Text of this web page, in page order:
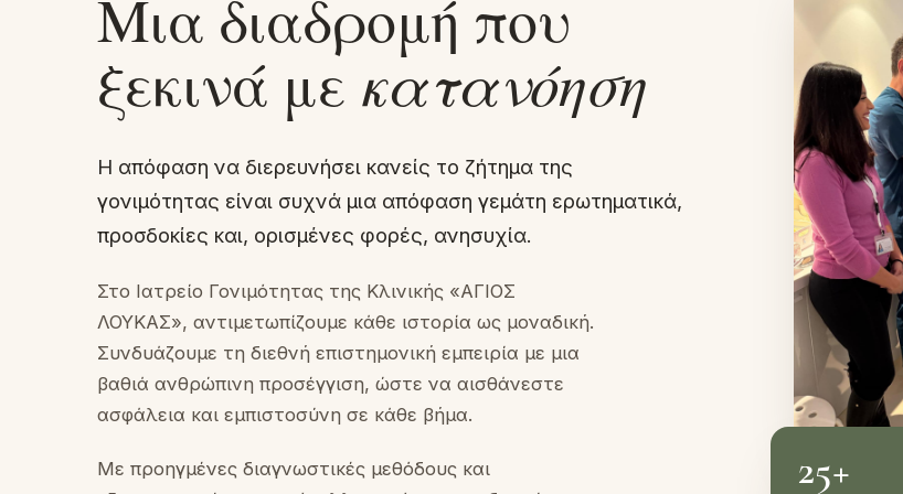
Μια διαδρομή που
ξεκινά με κατανόηση
Η απόφαση να διερευνήσει κανείς το ζήτημα της
γονιμότητας είναι συχνά μια απόφαση γεμάτη ερωτηματικά,
προσδοκίες και, ορισμένες φορές, ανησυχία.
Στο Ιατρείο Γονιμότητας της Κλινικής «ΑΓΙΟΣ
ΛΟΥΚΑΣ», αντιμετωπίζουμε κάθε ιστορία ως μοναδική.
Συνδυάζουμε τη διεθνή επιστημονική εμπειρία με μια
βαθιά ανθρώπινη προσέγγιση, ώστε να αισθάνεστε
ασφάλεια και εμπιστοσύνη σε κάθε βήμα.
Με προηγμένες διαγνωστικές μεθόδους και
25+